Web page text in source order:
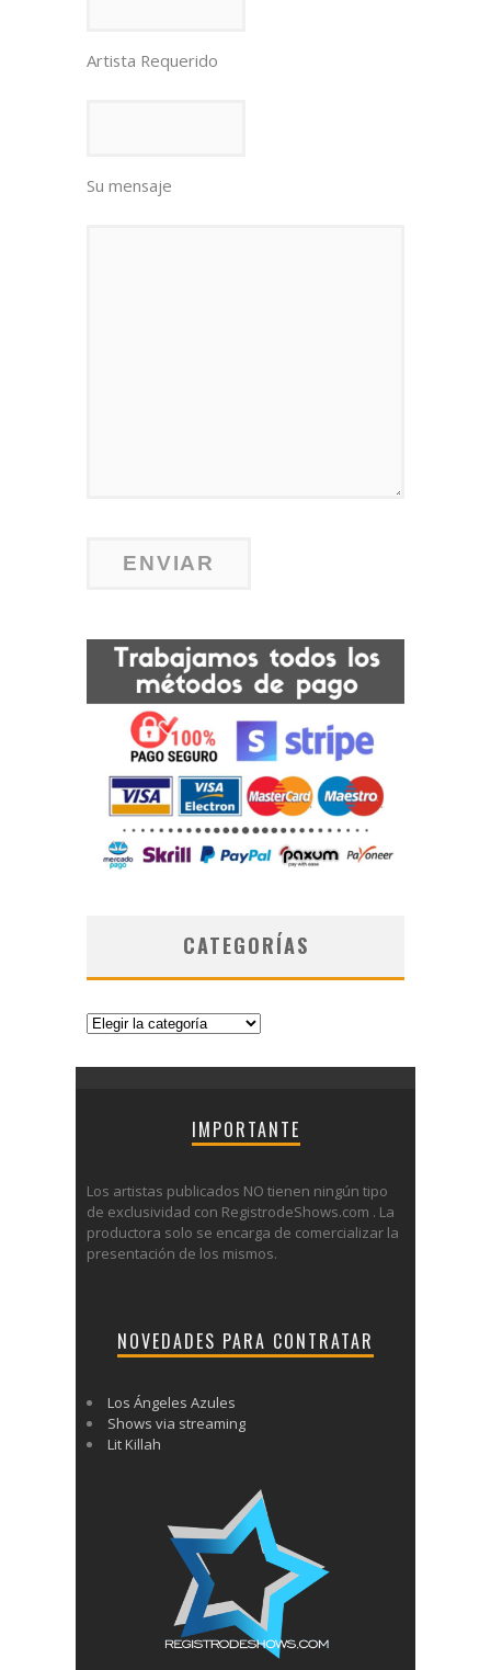
Artista Requerido
Su mensaje
CATEGORÍAS
Categorías
IMPORTANTE
Los artistas publicados NO tienen ningún tipo
de exclusividad con RegistrodeShows.com . La
productora solo se encarga de comercializar la
presentación de los mismos.
NOVEDADES PARA CONTRATAR
Los Ángeles Azules
Shows via streaming
Lit Killah